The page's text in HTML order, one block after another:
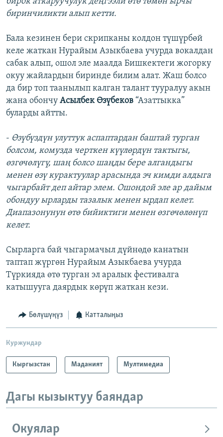
биринчиликти алып кетти.
Бала кезинен бери скрипканы колдон түшүрбөй
келе жаткан Нурайым Азыкбаева учурда вокалдан
сабак алып, ошол эле маалда Бишкектеги жогорку
окуу жайлардын биринде билим алат. Жаш болсо
да бир топ таанылып калган талант тууралуу акын
жана обончу Асылбек Өзүбеков “Азаттыкка”
буларды айтты.
- Өзүбүздүн улуттук аспаптардан баштай турган
болсом, комузда черткен күүлөрдүн тактыгы,
өзгөчөлүгү, шаң болсо шаңды бере алгандыгы
менен өзү курактуулар арасында эч кимди алдыга
чыгарбайт деп айтар элем. Ошондой эле ар дайым
обондуу ырларды тазалык менен ырдап келет.
Диапазонунун өтө бийиктиги менен өзгөчөлөнүп
келет.
Сырларга бай чыгармачыл дүйнөдө канатын
таптап жүргөн Нурайым Азыкбаева учурда
Түркияда өтө турган эл аралык фестивалга
катышууга даярдык көрүп жаткан кези.
Бөлүшүңүз Катталыңыз
Куржундар
Кыргызстан Маданият Мултимедиа
Дагы кызыктуу баяндар
Окуялар